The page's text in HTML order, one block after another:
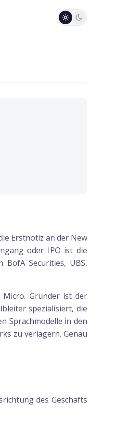
Erstnotiz an der New
oder IPO ist die
Securities, UBS,
Gründer ist der
spezialisiert, die
Sprachmodelle in den
zu verlagern. Genau
des Geschäfts